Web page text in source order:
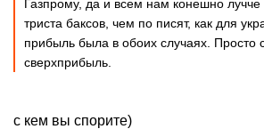
Газпрому, да и всем нам конешно лучче
триста баксов, чем по писят, как для
прибыль была в обоих случаях. Просто
сверхприбыль.
с кем вы спорите)